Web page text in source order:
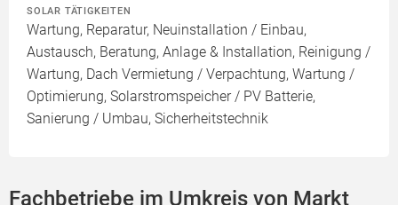
SOLAR TÄTIGKEITEN
Wartung, Reparatur, Neuinstallation / Einbau,
Austausch, Beratung, Anlage & Installation, Reinigung /
Wartung, Dach Vermietung / Verpachtung, Wartung /
Optimierung, Solarstromspeicher / PV Batterie,
Sanierung / Umbau, Sicherheitstechnik
Fachbetriebe im Umkreis von Markt